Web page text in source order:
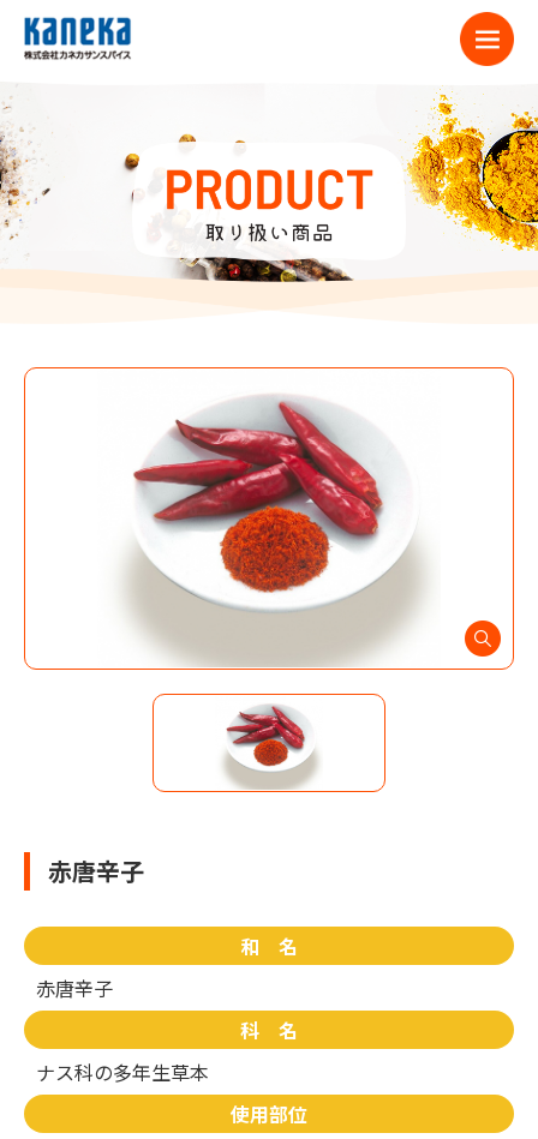
赤唐辛子
和 名
赤唐辛子
科 名
ナス科の多年生草本
使⽤部位